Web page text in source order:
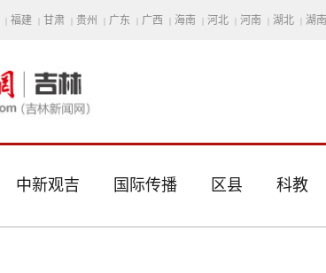
| 福建 | 甘肃 | 贵州 | 广东 | 广西 | 海南 | 河北 | 河南 | 湖北 | 湖南
中新观吉 国际传播 区县 科教